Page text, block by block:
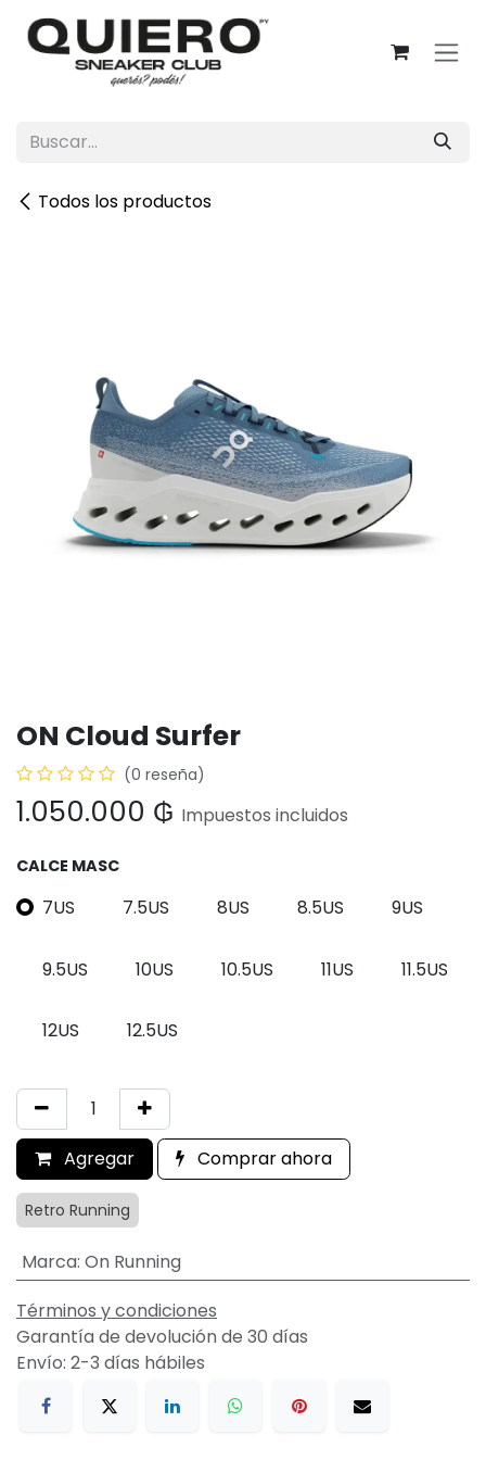
Ir al contenido
Todos los productos
ON Cloud Surfer
(0 reseña)
1.050.000 ₲ Impuestos incluidos
CALCE MASC
7US 7.5US 8US 8.5US 9US
9.5US 10US 10.5US 11US 11.5US
12US 12.5US
Agregar Comprar ahora
Retro Running
Marca: On Running
Términos y condiciones
Garantía de devolución de 30 días
Envío: 2-3 días hábiles